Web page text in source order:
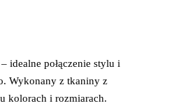
idealne połączenie stylu i
Wykonany z tkaniny z
kolorach i rozmiarach.